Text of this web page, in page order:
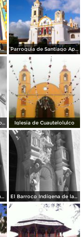
Parroquia de Chignahuapan. Parroquia de Santiago Apóstol
Parroquia de Santiago Apóstol. Zócalo de la ciudad. Iglesia de Cuautelolulco
El Barroco Indígena de la Parroquia de Chignahuapan. El Barroco Indígena de la Parrroquia de Chignahuapan.